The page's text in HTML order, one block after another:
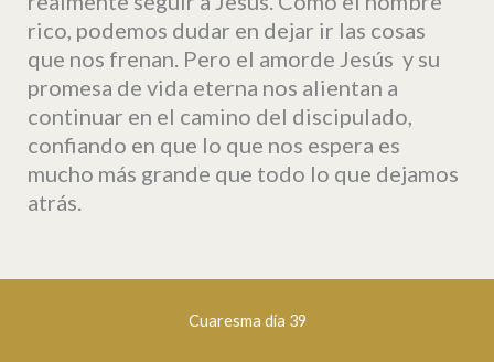
rico, podemos dudar en dejar ir las cosas
que nos frenan. Pero el amorde Jesús y su
promesa de vida eterna nos alientan a
continuar en el camino del discipulado,
confiando en que lo que nos espera es
mucho más grande que todo lo que dejamos
atrás.
Cuaresma día 39